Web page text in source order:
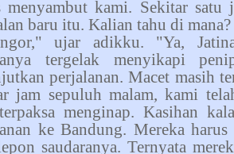
menyambut kami. Sekitar satu
baru itu. Kalian tahu di
ujar adikku. "Ya,
tergelak menyikapi
perjalanan. Macet masih
jam sepuluh malam, kami
menginap. Kasihan
ke Bandung. Mereka
saudaranya. Ternyata